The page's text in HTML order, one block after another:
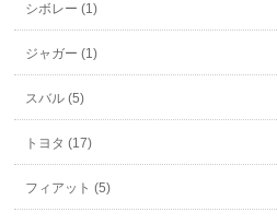
シボレー (1)
ジャガー (1)
スバル (5)
トヨタ (17)
フィアット (5)